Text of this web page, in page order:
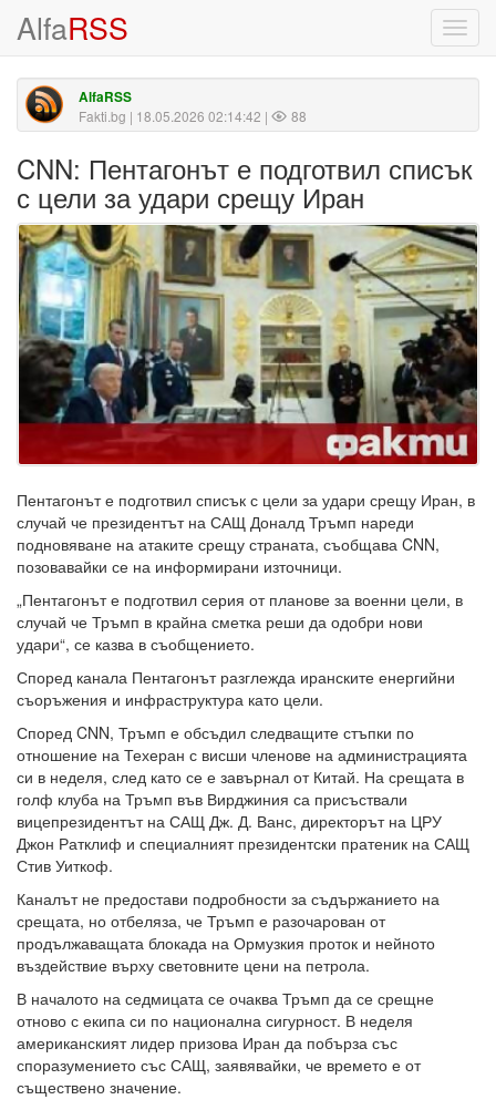
AlfaRSS
AlfaRSS
Fakti.bg | 18.05.2026 02:14:42 | 88
CNN: Пентагонът е подготвил списък
с цели за удари срещу Иран
Пентагонът е подготвил списък с цели за удари срещу Иран, в
случай че президентът на САЩ Доналд Тръмп нареди
подновяване на атаките срещу страната, съобщава CNN,
позовавайки се на информирани източници.
„Пентагонът е подготвил серия от планове за военни цели, в
случай че Тръмп в крайна сметка реши да одобри нови
удари“, се казва в съобщението.
Според канала Пентагонът разглежда иранските енергийни
съоръжения и инфраструктура като цели.
Според CNN, Тръмп е обсъдил следващите стъпки по
отношение на Техеран с висши членове на администрацията
си в неделя, след като се е завърнал от Китай. На срещата в
голф клуба на Тръмп във Вирджиния са присъствали
вицепрезидентът на САЩ Дж. Д. Ванс, директорът на ЦРУ
Джон Ратклиф и специалният президентски пратеник на САЩ
Стив Уиткоф.
Каналът не предостави подробности за съдържанието на
срещата, но отбеляза, че Тръмп е разочарован от
продължаващата блокада на Ормузкия проток и нейното
въздействие върху световните цени на петрола.
В началото на седмицата се очаква Тръмп да се срещне
отново с екипа си по национална сигурност. В неделя
американският лидер призова Иран да побърза със
споразумението със САЩ, заявявайки, че времето е от
съществено значение.